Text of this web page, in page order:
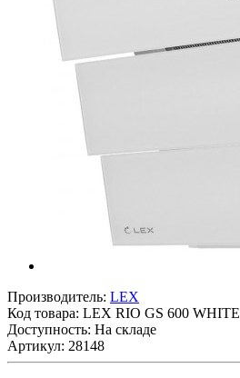
Производитель: LEX
Код товара: LEX RIO GS 600 WHITE
Доступность: На складе
Артикул: 28148